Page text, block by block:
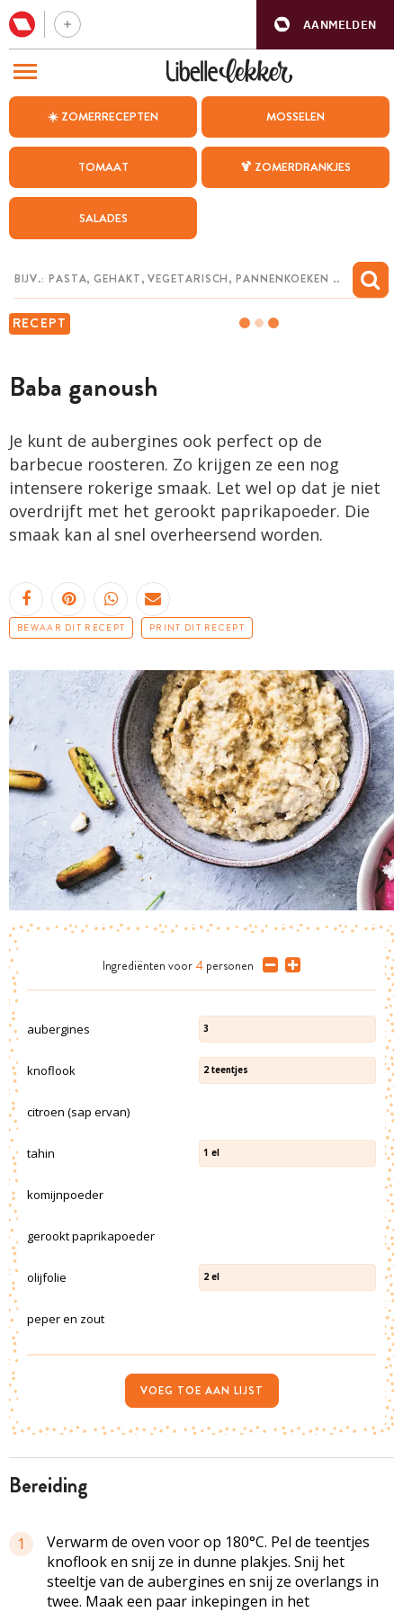
AANMELDEN
☀️ ZOMERRECEPTEN MOSSELEN
TOMAAT 🍹 ZOMERDRANKJES
SALADES
RECEPT
Baba ganoush
Je kunt de aubergines ook perfect op de
barbecue roosteren. Zo krijgen ze een nog
intensere rokerige smaak. Let wel op dat je niet
overdrijft met het gerookt paprikapoeder. Die
smaak kan al snel overheersend worden.
BEWAAR DIT RECEPT PRINT DIT RECEPT
bereiding
1
Verwarm de oven voor op 180°C. Pel de teentjes
knoflook en snij ze in dunne plakjes. Snij het
steeltje van de aubergines en snij ze overlangs in
twee. Maak een paar inkepingen in het
Ingrediënten voor 4 personen
aubergines 3
knoflook 2 teentjes
citroen (sap ervan)
tahin 1 el
komijnpoeder
gerookt paprikapoeder
olijfolie 2 el
peper en zout
VOEG TOE AAN LIJST
BEZOEK ONZE ANDERE WEBSITES
WEEKMENU
CHAT MET MAIA
MIJN BEWAARDE RECEPTEN